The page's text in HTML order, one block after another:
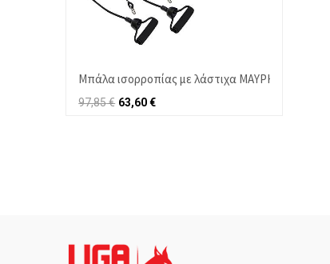
Μπάλα ισορροπίας με λάστιχα ΜΑΥΡΗ 46cm
97,85€ 63,60€